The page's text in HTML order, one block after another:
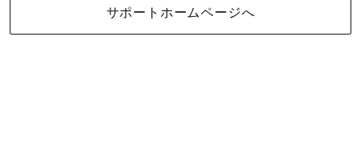
サポートホームページへ